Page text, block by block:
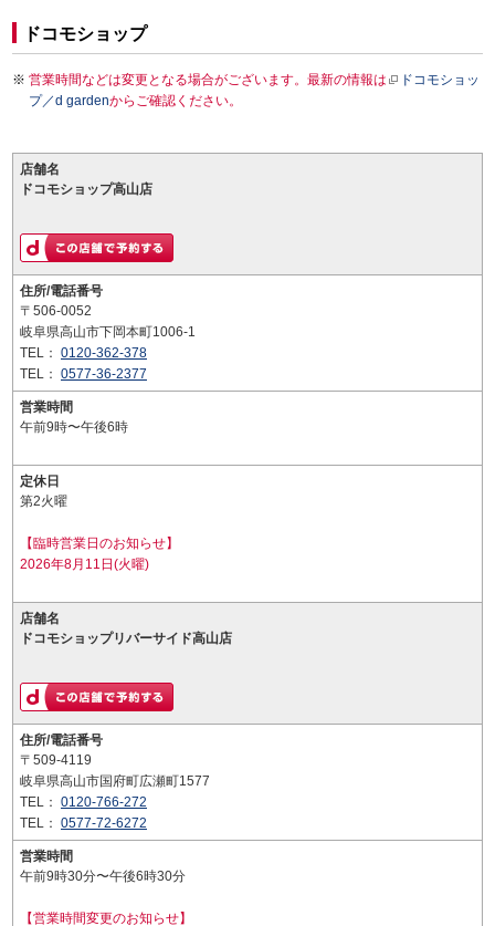
ドコモショップ
営業時間などは変更となる場合がございます。最新の情報は
ドコモショッ
プ／d gardenからご確認ください。
店舗名
ドコモショップ高山店
住所/電話番号
〒506-0052
岐阜県高山市下岡本町1006-1
TEL： 0120-362-378
TEL： 0577-36-2377
営業時間
午前9時〜午後6時
定休日
第2火曜
【臨時営業日のお知らせ】
2026年8月11日(火曜)
店舗名
ドコモショップリバーサイド高山店
住所/電話番号
〒509-4119
岐阜県高山市国府町広瀬町1577
TEL： 0120-766-272
TEL： 0577-72-6272
営業時間
午前9時30分〜午後6時30分
【営業時間変更のお知らせ】